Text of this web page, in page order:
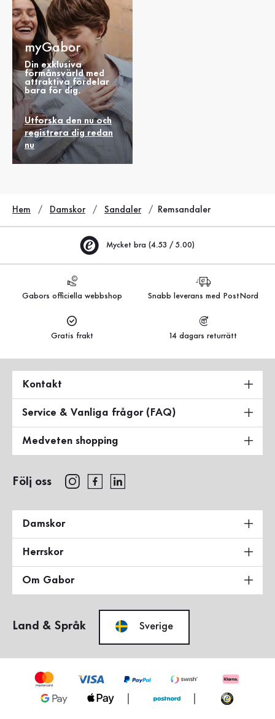
myGabor
Din exklusiva
förmånsvärld med
attraktiva fördelar
bara för dig.
Utforska den nu och
registrera dig redan
nu
Hem Damskor Sandaler Remsandaler
Mycket bra (4.53 / 5.00)
Gabors officiella webbshop Snabb leverans med PostNord
Gratis frakt 14 dagars returrätt
Kontakt
Service & Vanliga frågor (FAQ)
Medveten shopping
Följ oss
Damskor
Herrskor
Om Gabor
Land & Språk Sverige